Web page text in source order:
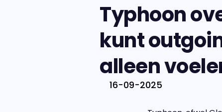
Typhoon
kunt
alleen
16-09-2025